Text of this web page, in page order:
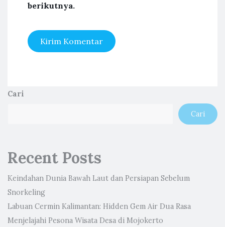
berikutnya.
Cari
Cari
Recent Posts
Keindahan Dunia Bawah Laut dan Persiapan Sebelum
Snorkeling
Labuan Cermin Kalimantan: Hidden Gem Air Dua Rasa
Menjelajahi Pesona Wisata Desa di Mojokerto